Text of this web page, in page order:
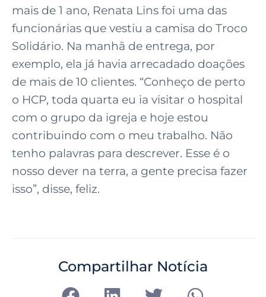
mais de 1 ano, Renata Lins foi uma das
funcionárias que vestiu a camisa do Troco
Solidário. Na manhã de entrega, por
exemplo, ela já havia arrecadado doações
de mais de 10 clientes. “Conheço de perto
o HCP, toda quarta eu ia visitar o hospital
com o grupo da igreja e hoje estou
contribuindo com o meu trabalho. Não
tenho palavras para descrever. Esse é o
nosso dever na terra, a gente precisa fazer
isso”, disse, feliz.
Compartilhar Notícia